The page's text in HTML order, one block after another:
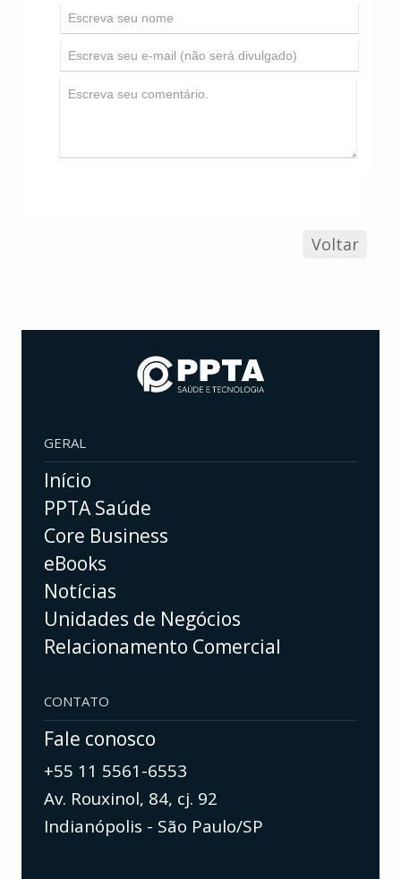
Voltar
GERAL
Início
PPTA Saúde
Core Business
eBooks
Notícias
Unidades de Negócios
Relacionamento Comercial
CONTATO
Fale conosco
+55 11 5561-6553
Av. Rouxinol, 84, cj. 92
Indianópolis - São Paulo/SP